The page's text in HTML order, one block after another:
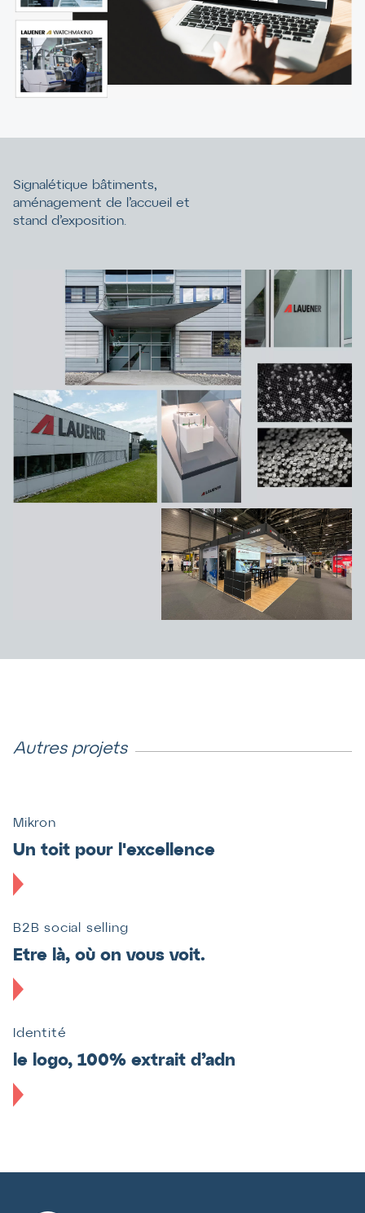
Signalétique bâtiments,
aménagement de l’accueil et
stand d’exposition.
Autres projets
Mikron
Un toit pour l'excellence
Teaser
B2B social selling
Etre là, où on vous voit.
Identité
le logo, 100% extrait d’adn